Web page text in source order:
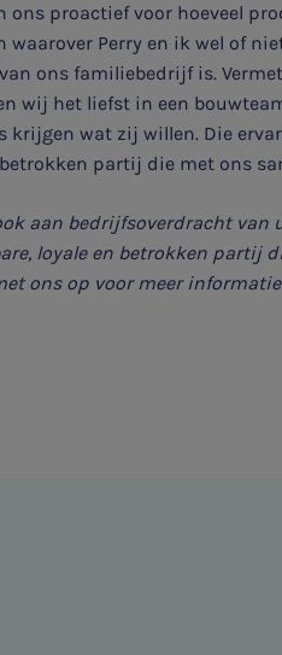
ons proactief voor hoeveel
waarover Perry en ik wel of
ons familiebedrijf is.
wij het liefst in een
krijgen wat zij willen. Die
partij die met ons
aan bedrijfsoverdracht van
loyale en betrokken partij
ons op voor meer